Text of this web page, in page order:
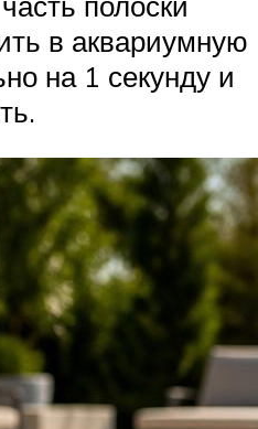
в аквариумную
на 1 секунду и